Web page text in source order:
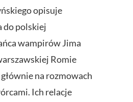
opisuje
do polskiej
wampirów Jima
Romie
na rozmowach
Ich relacje